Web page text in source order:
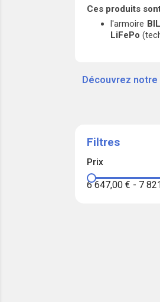
Ces produits
l'armoire
LiFePo
‎Découvrez
Filtres
Prix
6 647,00 € - 7